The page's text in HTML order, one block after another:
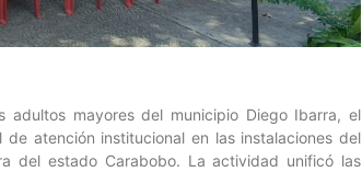
mayores del municipio Diego Ibarra, el
atención institucional en las instalaciones del
del estado Carabobo. La actividad unificó las